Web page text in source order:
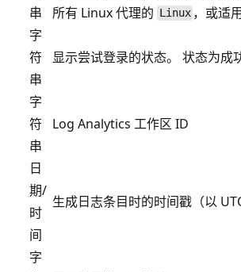
串
所有 Linux 代理的 Linux ，或适
字
符
串
显示尝试登录的状态。 状态为成
字
符
串
Log Analytics 工作区 ID
日
期/
时
间
生成日志条目时的时间戳（以
字